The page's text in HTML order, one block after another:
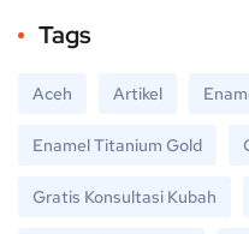
Tags
Aceh Artikel
Enamel Titanium Gold
Gratis Konsultasi Kubah